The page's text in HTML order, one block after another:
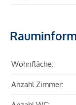
Wohnfläche:
Anzahl Zimmer: